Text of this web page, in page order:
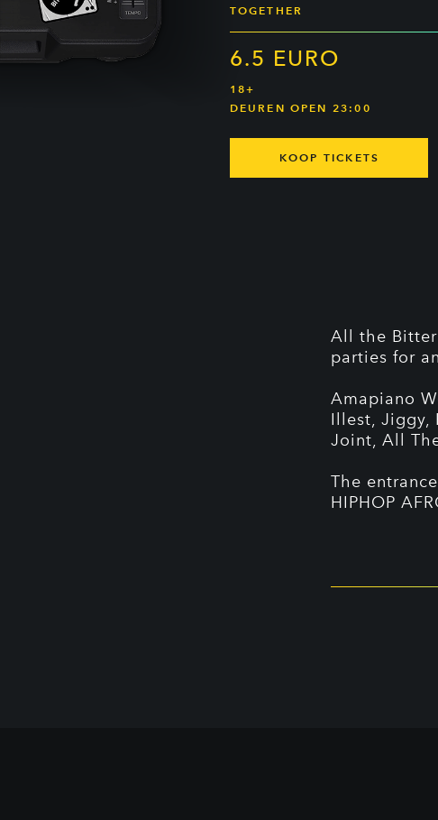
TOGETHER
6.5 EURO
18+
DEUREN OPEN 23:00
KOOP TICKETS
All the
parties for
Amapiano
Illest, Jiggy,
Joint, All
The
HIPHOP